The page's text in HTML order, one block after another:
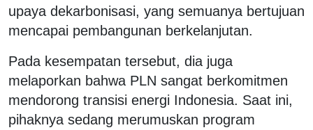
upaya dekarbonisasi, yang semuanya bertujuan
mencapai pembangunan berkelanjutan.
Pada kesempatan tersebut, dia juga
melaporkan bahwa PLN sangat berkomitmen
mendorong transisi energi Indonesia. Saat ini,
pihaknya sedang merumuskan program